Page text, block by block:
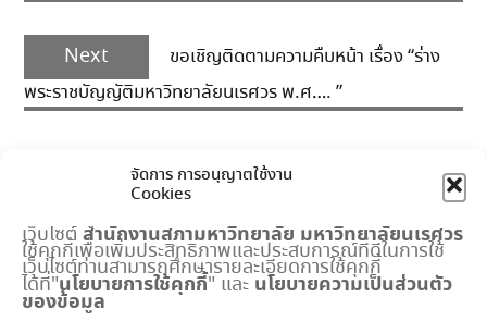
จัดการ การอนุญาตใช้งาน
Cookies
เว็บไซต์สำนักงานสภามหาวิทยาลัย มหาวิทยาลัยนเรศวร
ใช้คุกกี้เพื่อเพิ่มประสิทธิภาพและประสบการณ์ที่ดีในการใช้
เว็บไซต์ท่านสามารถศึกษารายละเอียดการใช้คุกกี้
ได้ที่"นโยบายการใช้คุกกี้" และ นโยบายความเป็นส่วนตัว
ของข้อมูล
Next
Next
post:
ขอเชิญติดตามความคืบหน้า เรื่อง “ร่าง
พระราชบัญญัติมหาวิทยาลัยนเรศวร พ.ศ…. ”
เมนูด่วน
กำหนดการประชุมสภามหาวิทยาลัย